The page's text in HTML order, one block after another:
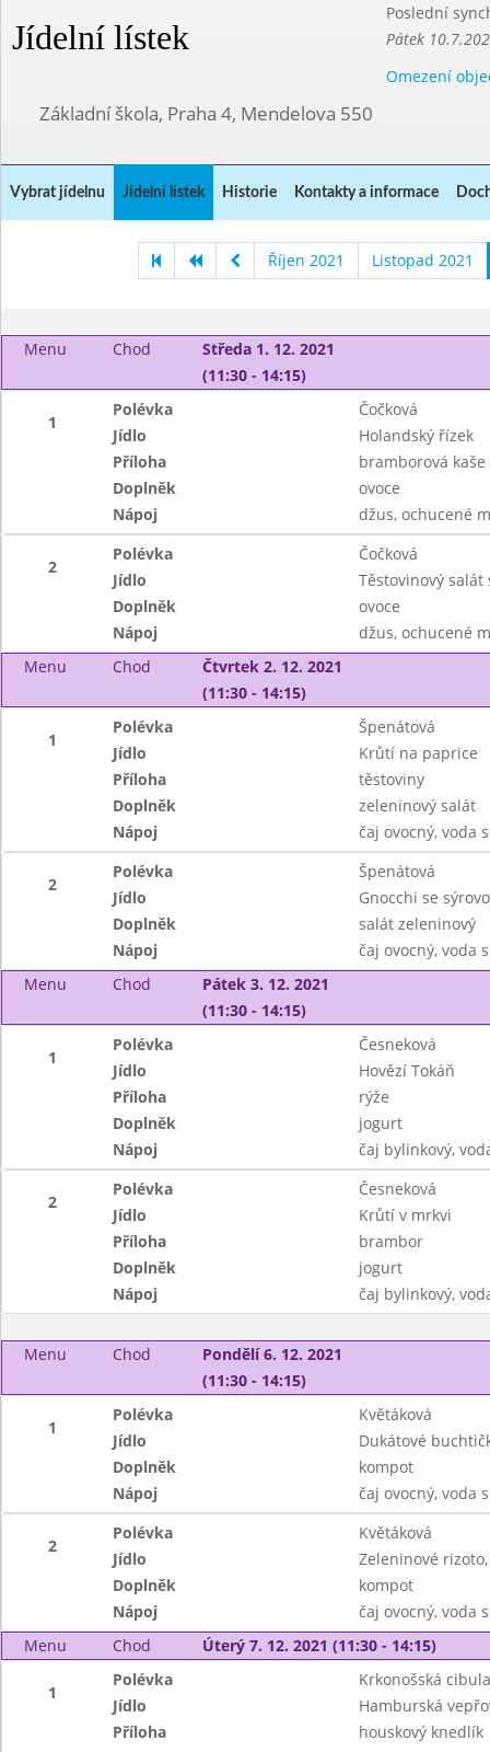
Jídelní lístek
Poslední
Pátek
Omezení
Základní škola, Praha 4, Mendelova 550
Vybrat jídelnu Jídelní lístek Historie Kontakty a informace
Říjen 2021 Listopad 2021
Menu Chod
Středa 1. 12. 2021
(11:30 - 14:15)
1
Polévka
Čočková
Jídlo
Holandský řízek
Příloha
bramborová kaše
Doplněk
ovoce
Nápoj
džus, ochucené
2
Polévka
Čočková
Jídlo
Těstovinový
Doplněk
ovoce
Nápoj
džus, ochucené
Menu
Chod
Čtvrtek 2. 12. 2021
(11:30 - 14:15)
1
Polévka
Špenátová
Jídlo
Krůtí na paprice
Příloha
těstoviny
Doplněk
zeleninový salát
Nápoj
čaj ovocný, voda
2
Polévka
Špenátová
Jídlo
Gnocchi se
Doplněk
salát zeleninový
Nápoj
čaj ovocný, voda
Menu
Chod
Pátek 3. 12. 2021
(11:30 - 14:15)
1
Polévka
Česneková
Jídlo
Hovězí Tokáň
Příloha
rýže
Doplněk
jogurt
Nápoj
čaj bylinkový,
2
Polévka
Česneková
Jídlo
Krůtí v mrkvi
Příloha
brambor
Doplněk
jogurt
Nápoj
čaj bylinkový,
Menu Chod
Pondělí 6. 12. 2021
(11:30 - 14:15)
1
Polévka
Květáková
Jídlo
Dukátové
Doplněk
kompot
Nápoj
čaj ovocný, voda
2
Polévka
Květáková
Jídlo
Zeleninové
Doplněk
kompot
Nápoj
čaj ovocný, voda
Menu
Chod Úterý 7. 12. 2021 (11:30 - 14:15)
1
Polévka
Krkonošská
Jídlo
Hamburská
Příloha
houskový knedlík